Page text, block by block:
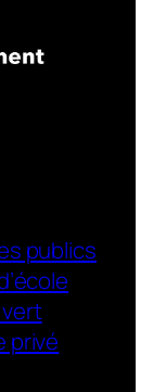
publics
privé